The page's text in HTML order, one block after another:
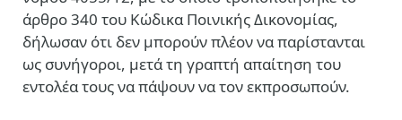
άρθρο 340 του Κώδικα Ποινικής Δικονομίας,
δήλωσαν ότι δεν μπορούν πλέον να παρίστανται
ως συνήγοροι, μετά τη γραπτή απαίτηση του
εντολέα τους να πάψουν να τον εκπροσωπούν.